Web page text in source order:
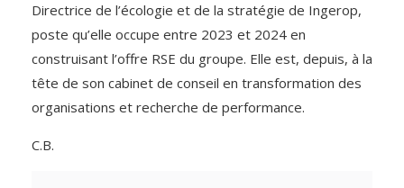
Directrice de l’écologie et de la stratégie de Ingerop,
poste qu’elle occupe entre 2023 et 2024 en
construisant l’offre RSE du groupe. Elle est, depuis, à la
tête de son cabinet de conseil en transformation des
organisations et recherche de performance.
C.B.